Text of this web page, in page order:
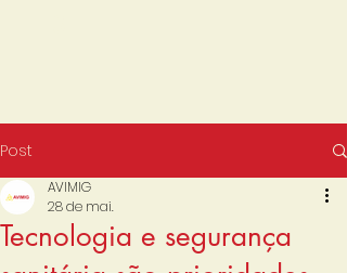
Post
Tecnologia e segurança
AVIMIG
28 de mai.